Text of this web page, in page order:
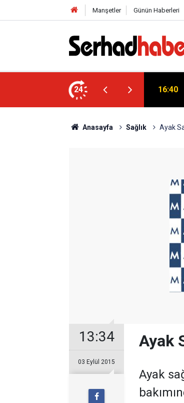
Manşetler Günün Haberleri
24
Kur'an Evlilikte Nasıl Bir Model
16:40
Anasayfa Sağlık Ayak
13:34
03 Eylül 2015
Ayak
Ayak